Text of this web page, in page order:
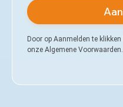
Door op Aanmelden te
onze Algemene Voorwaarden.